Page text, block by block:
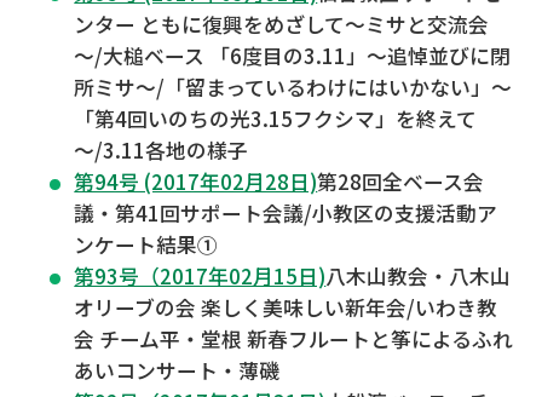
ンター ともに復興をめざして～ミサと交流会
～/大槌ベース 「6度目の3.11」～追悼並びに閉
所ミサ～/「留まっているわけにはいかない」～
「第4回いのちの光3.15フクシマ」を終えて
～/3.11各地の様子
第94号 (2017年02月28日)第28回全ベース会
議・第41回サポート会議/小教区の支援活動ア
ンケート結果①
第93号（2017年02月15日)八木山教会・八木山
オリーブの会 楽しく美味しい新年会/いわき教
会 チーム平・堂根 新春フルートと筝によるふれ
あいコンサート・薄磯